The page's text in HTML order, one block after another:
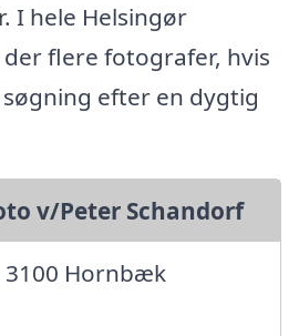
I hele Helsingør
flere fotografer, hvis
efter en dygtig
v/Peter Schandorf
3100 Hornbæk